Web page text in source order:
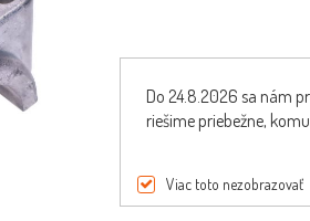
Do 24.8.2026 sa nám
riešime priebežne,
Viac toto nezobrazovať